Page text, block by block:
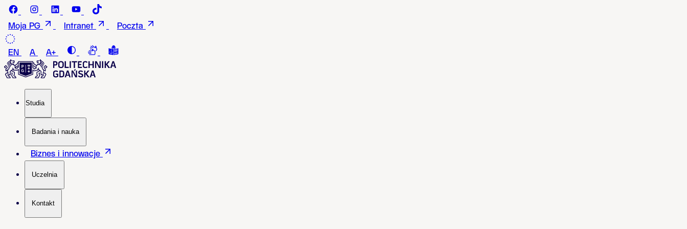
Przejdź do treści
Facebook - Politechnika Gdańska
instagram - Politechnika Gdańska
LinkedIn - Politechnika Gdańska
Youtube - Politechnika Gdańska
Moja PG
Intranet Poczta
EN A A+ ContrastConnection with a sign language interpreter
Tekst łatwy do czytania i rozumienia (ETR)
Studia
Badania i nauka
Biznes i innowacje
Uczelnia
Kontakt